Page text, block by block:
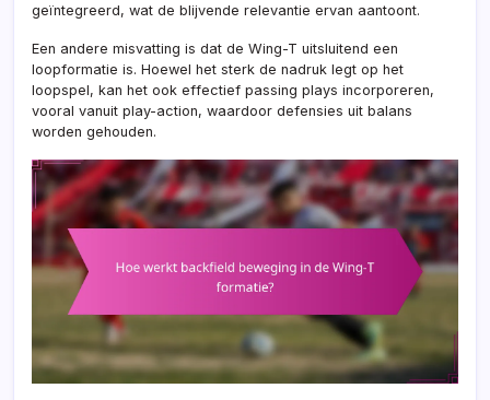
geïntegreerd, wat de blijvende relevantie ervan aantoont.
Een andere misvatting is dat de Wing-T uitsluitend een
loopformatie is. Hoewel het sterk de nadruk legt op het
loopspel, kan het ook effectief passing plays incorporeren,
vooral vanuit play-action, waardoor defensies uit balans
worden gehouden.